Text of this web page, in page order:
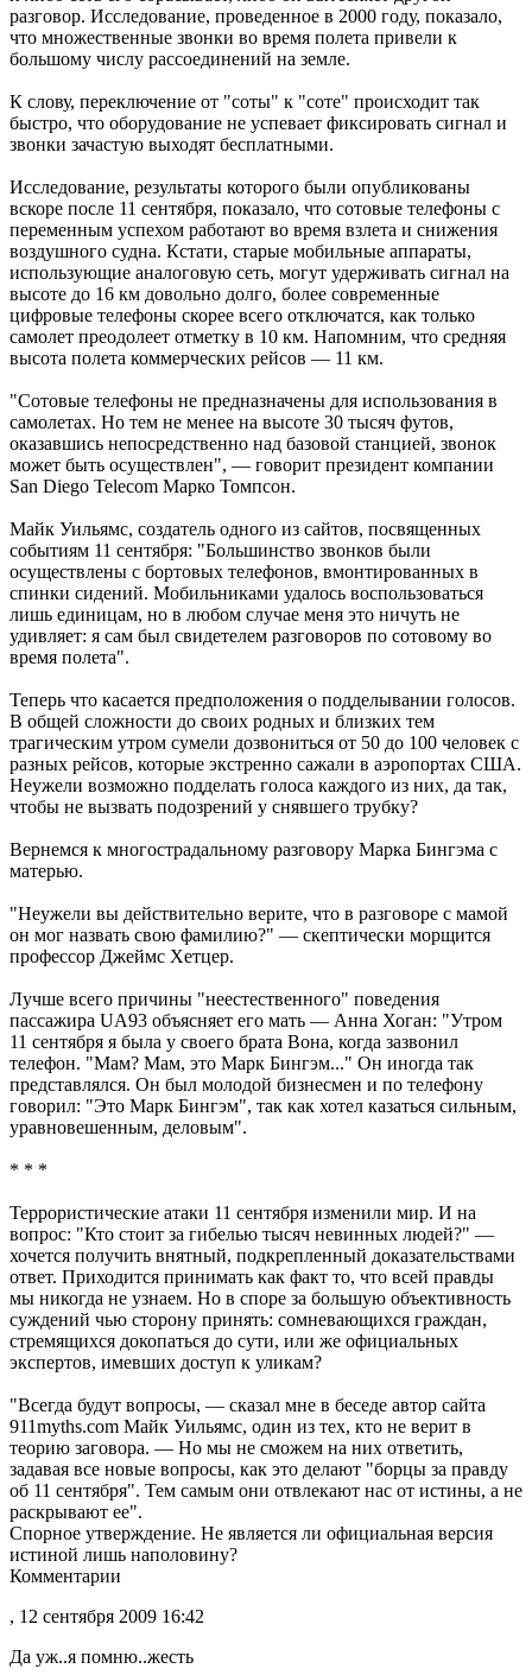
разговор. Исследование, проведенное в 2000 году, показало,
что множественные звонки во время полета привели к
большому числу рассоединений на земле.
К слову, переключение от "соты" к "соте" происходит так
быстро, что оборудование не успевает фиксировать сигнал и
звонки зачастую выходят бесплатными.
Исследование, результаты которого были опубликованы
вскоре после 11 сентября, показало, что сотовые телефоны с
переменным успехом работают во время взлета и снижения
воздушного судна. Кстати, старые мобильные аппараты,
использующие аналоговую сеть, могут удерживать сигнал на
высоте до 16 км довольно долго, более современные
цифровые телефоны скорее всего отключатся, как только
самолет преодолеет отметку в 10 км. Напомним, что средняя
высота полета коммерческих рейсов — 11 км.
"Сотовые телефоны не предназначены для использования в
самолетах. Но тем не менее на высоте 30 тысяч футов,
оказавшись непосредственно над базовой станцией, звонок
может быть осуществлен", — говорит президент компании
San Diego Telecom Марко Томпсон.
Майк Уильямс, создатель одного из сайтов, посвященных
событиям 11 сентября: "Большинство звонков были
осуществлены с бортовых телефонов, вмонтированных в
спинки сидений. Мобильниками удалось воспользоваться
лишь единицам, но в любом случае меня это ничуть не
удивляет: я сам был свидетелем разговоров по сотовому во
время полета".
Теперь что касается предположения о подделывании голосов.
В общей сложности до своих родных и близких тем
трагическим утром сумели дозвониться от 50 до 100 человек с
разных рейсов, которые экстренно сажали в аэропортах США.
Неужели возможно подделать голоса каждого из них, да так,
чтобы не вызвать подозрений у снявшего трубку?
Вернемся к многострадальному разговору Марка Бингэма с
матерью.
"Неужели вы действительно верите, что в разговоре с мамой
он мог назвать свою фамилию?" — скептически морщится
профессор Джеймс Хетцер.
Лучше всего причины "неестественного" поведения
пассажира UA93 объясняет его мать — Анна Хоган: "Утром
11 сентября я была у своего брата Вона, когда зазвонил
телефон. "Мам? Мам, это Марк Бингэм..." Он иногда так
представлялся. Он был молодой бизнесмен и по телефону
говорил: "Это Марк Бингэм", так как хотел казаться сильным,
уравновешенным, деловым".
* * *
Террористические атаки 11 сентября изменили мир. И на
вопрос: "Кто стоит за гибелью тысяч невинных людей?" —
хочется получить внятный, подкрепленный доказательствами
ответ. Приходится принимать как факт то, что всей правды
мы никогда не узнаем. Но в споре за большую объективность
суждений чью сторону принять: сомневающихся граждан,
стремящихся докопаться до сути, или же официальных
экспертов, имевших доступ к уликам?
"Всегда будут вопросы, — сказал мне в беседе автор сайта
911myths.com Майк Уильямс, один из тех, кто не верит в
теорию заговора. — Но мы не сможем на них ответить,
задавая все новые вопросы, как это делают "борцы за правду
об 11 сентября". Тем самым они отвлекают нас от истины, а не
раскрывают ее".
Спорное утверждение. Не является ли официальная версия
истиной лишь наполовину?
Комментарии
, 12 сентября 2009 16:42
Да уж..я помню..жесть